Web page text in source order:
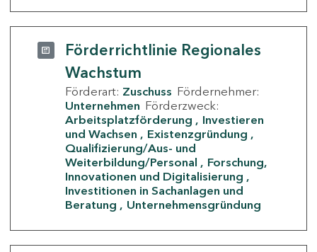
Förderrichtlinie Regionales
Wachstum
Förderart: Zuschuss Fördernehmer:
Unternehmen Förderzweck:
Arbeitsplatzförderung
Investieren
und Wachsen
Existenzgründung
Qualifizierung/Aus- und
Weiterbildung/Personal
Forschung,
Innovationen und Digitalisierung
Investitionen in Sachanlagen und
Beratung
Unternehmensgründung